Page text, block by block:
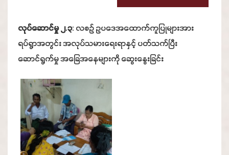
လုပ်ဆောင်မှု ၂.၃: လစဥ် ဥပဒေအထောက်ကူပြုများအား
ရပ်ရွာအတွင်း အလုပ်သမားရေးရာနှင့် ပတ်သက်ပြီး
ဆောင်ရွက်မှု အခြေအနေများကို ဆွေးနွေးခြင်း